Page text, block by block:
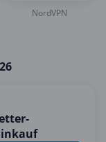
NordVPN